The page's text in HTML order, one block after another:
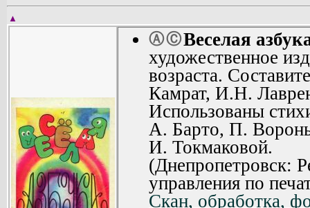
▲
ⒶⒸВеселая
художественное
возраста.
Камрат, И.Н.
Использованы
А. Барто, П.
И. Токмаковой.
(Днепропетровск:
управления по
Скан, обработка,